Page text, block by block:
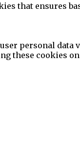
that ensures
personal data
these cookies